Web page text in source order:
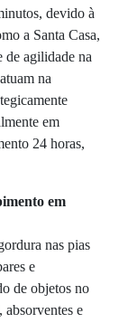
devido à
a Santa Casa,
de agilidade na
na
em
24 horas,
em
nas pias
e
de objetos no
e